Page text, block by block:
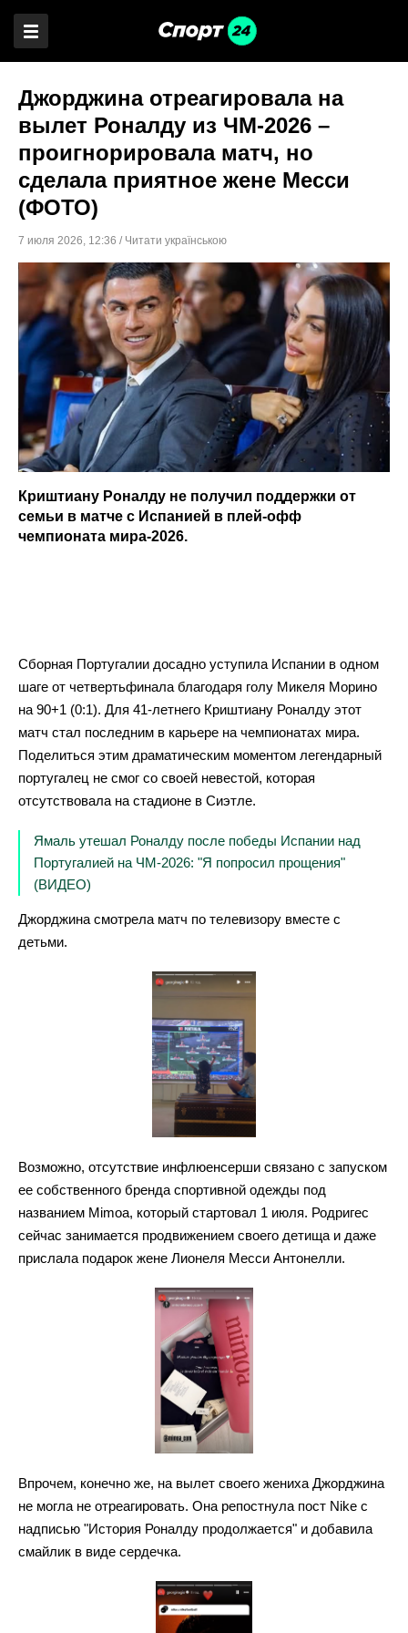
Джорджина отреагировала на
вылет Роналду из ЧМ-2026 –
проигнорировала матч, но
сделала приятное жене Месси
(ФОТО)
7 июля 2026, 12:36 / Читати українською
Криштиану Роналду не получил поддержки от
семьи в матче с Испанией в плей-офф
чемпионата мира-2026.
Сборная Португалии досадно уступила Испании в одном
шаге от четвертьфинала благодаря голу Микеля Морино
на 90+1 (0:1). Для 41-летнего Криштиану Роналду этот
матч стал последним в карьере на чемпионатах мира.
Поделиться этим драматическим моментом легендарный
португалец не смог со своей невестой, которая
отсутствовала на стадионе в Сиэтле.
Ямаль утешал Роналду после победы Испании над
Португалией на ЧМ-2026: "Я попросил прощения"
(ВИДЕО)
Джорджина смотрела матч по телевизору вместе с
детьми.
Возможно, отсутствие инфлюенсерши связано с запуском
ее собственного бренда спортивной одежды под
названием Mimoa, который стартовал 1 июля. Родригес
сейчас занимается продвижением своего детища и даже
прислала подарок жене Лионеля Месси Антонелли.
Впрочем, конечно же, на вылет своего жениха Джорджина
не могла не отреагировать. Она репостнула пост Nike с
надписью "История Роналду продолжается" и добавила
смайлик в виде сердечка.